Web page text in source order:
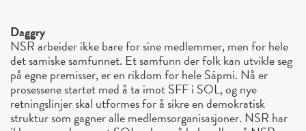
Daggry
NSR arbeider ikke bare for sine medlemmer, men for hele
det samiske samfunnet. Et samfunn der folk kan utvikle seg
på egne premisser, er en rikdom for hele Sápmi. Nå er
prosessene startet med å ta imot SFF i SOL, og nye
retningslinjer skal utformes for å sikre en demokratisk
struktur som gagner alle medlemsorganisasjoner. NSR har